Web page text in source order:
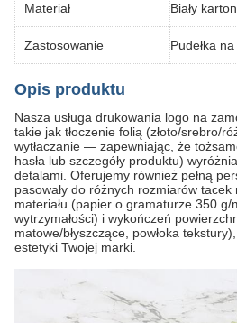
Materiał Biały karton
Zastosowanie Pudełka
Opis produktu
Nasza usługa drukowania logo na
takie jak tłoczenie folią (złoto/srebro/
wytłaczanie — zapewniając, że
hasła lub szczegóły produktu)
detalami. Oferujemy również pełną
pasowały do różnych rozmiarów
materiału (papier o gramaturze 350 g/
wytrzymałości) i wykończeń
matowe/błyszczące, powłoka
estetyki Twojej marki.